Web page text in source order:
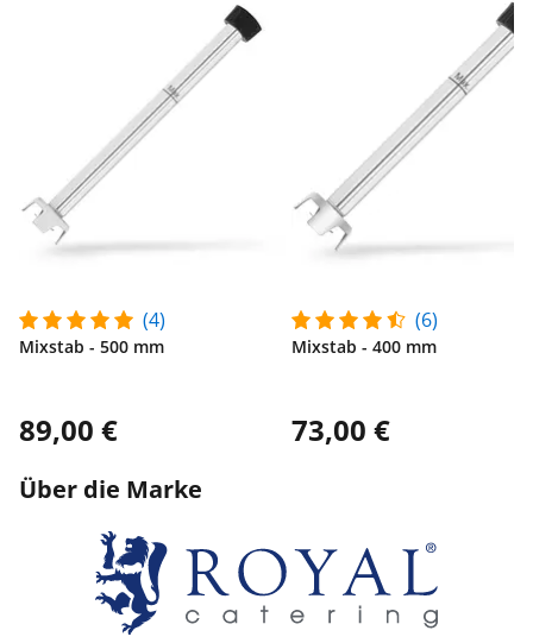
(4)
Mixstab - 500 mm
89,00 €
(6)
Mixstab - 400 mm
73,00 €
Über die Marke